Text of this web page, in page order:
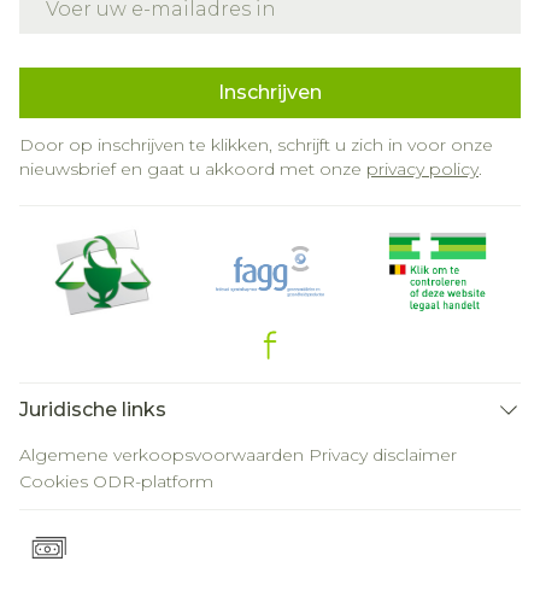
Inschrijven
Door op inschrijven te klikken, schrijft u zich in voor onze
nieuwsbrief en gaat u akkoord met onze privacy policy.
Juridische links
Algemene verkoopsvoorwaarden Privacy disclaimer
Cookies ODR-platform